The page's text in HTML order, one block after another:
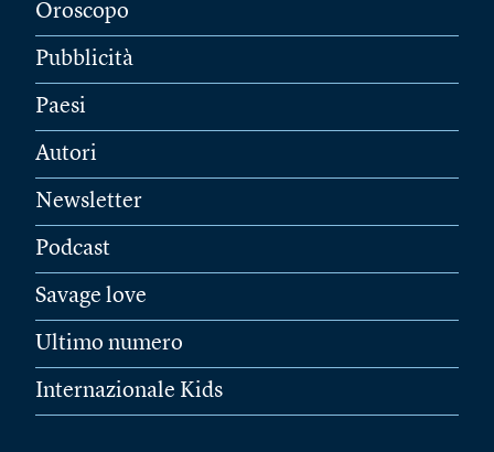
Oroscopo
Pubblicità
Paesi
Autori
Newsletter
Podcast
Savage love
Ultimo numero
Internazionale Kids